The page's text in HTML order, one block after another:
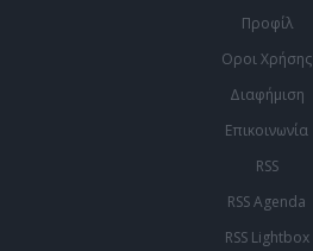
Προφίλ
Οροι Χρήσης
Διαφήμιση
Επικοινωνία
RSS
RSS Agenda
RSS Lightbox